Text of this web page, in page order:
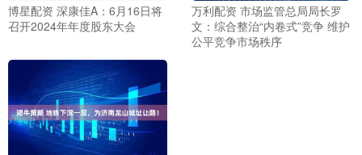
博星配资 深康佳A：6月16日将
召开2024年年度股东大会
万利配资 市场监管总局局长罗
文：综合整治“内卷式”竞争 维护
公平竞争市场秩序